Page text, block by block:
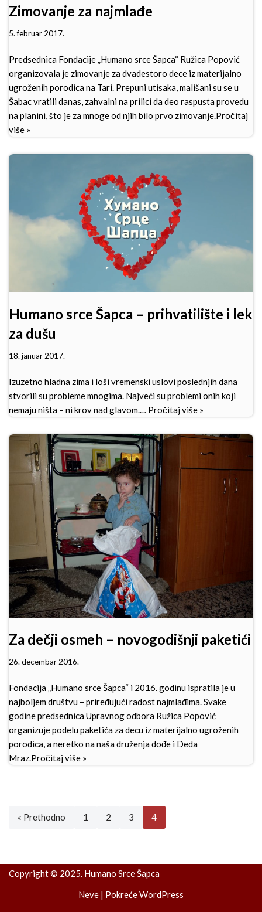
Zimovanje za najmlađe
5. februar 2017.
Predsednica Fondacije „Humano srce Šapca“ Ružica Popović
organizovala je zimovanje za dvadestoro dece iz materijalno
ugroženih porodica na Tari. Prepuni utisaka, mališani su se u
Šabac vratili danas, zahvalni na prilici da deo raspusta provedu
na planini, što je za mnoge od njih bilo prvo zimovanje.Pročitaj
više »
Humano srce Šapca – prihvatilište i lek
za dušu
18. januar 2017.
Izuzetno hladna zima i loši vremenski uslovi poslednjih dana
stvorili su probleme mnogima. Najveći su problemi onih koji
nemaju ništa – ni krov nad glavom.… Pročitaj više »
Za dečji osmeh – novogodišnji paketići
26. decembar 2016.
Fondacija „Humano srce Šapca“ i 2016. godinu ispratila je u
najboljem društvu – priređujući radost najmlađima. Svake
godine predsednica Upravnog odbora Ružica Popović
organizuje podelu paketića za decu iz materijalno ugroženih
porodica, a neretko na naša druženja dođe i Deda
Mraz.Pročitaj više »
« Prethodno 1 2 3 4
Copyright © 2025. Humano Srce Šapca
Neve | PokrećeWordPress